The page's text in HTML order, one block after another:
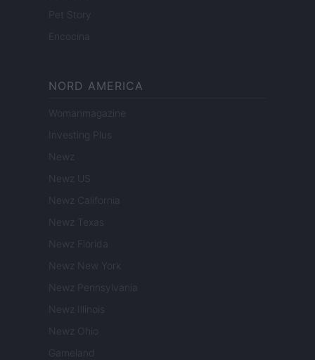
Pet Story
Encocina
NORD AMERICA
Womanmagazine
Investing Plus
Newz
Newz US
Newz California
Newz Texas
Newz Florida
Newz New York
Newz Pennsylvania
Newz Illinois
Newz Ohio
Gameland